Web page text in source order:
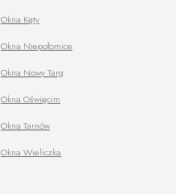
Okna Kęty
Okna Niepołomice
Okna Nowy Targ
Okna Oświęcim
Okna Tarnów
Okna Wieliczka